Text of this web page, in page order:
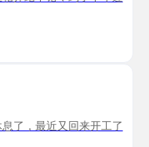
了，最近又回来开工了